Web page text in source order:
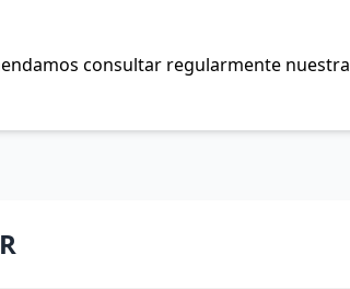
consultar regularmente nuestra